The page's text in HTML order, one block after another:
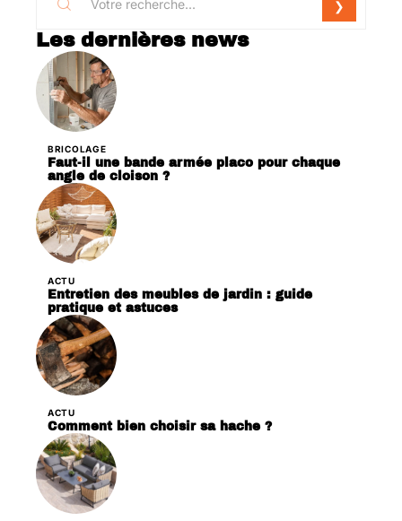
Les dernières news
BRICOLAGE
Faut-il une bande armée placo pour chaque
angle de cloison ?
ACTU
Entretien des meubles de jardin : guide
pratique et astuces
ACTU
Comment bien choisir sa hache ?